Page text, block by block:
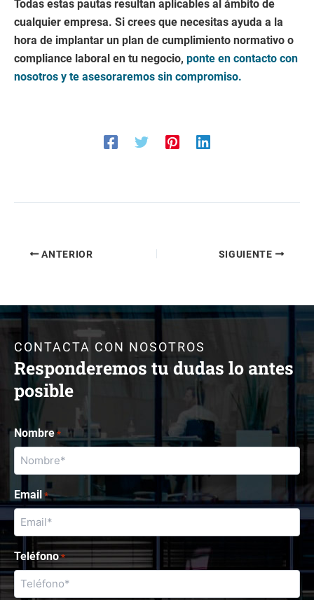
Todas estas pautas resultan aplicables al ámbito de
cualquier empresa. Si crees que necesitas ayuda a la
hora de implantar un plan de cumplimiento normativo o
compliance laboral en tu negocio, ponte en contacto con
nosotros y te asesoraremos sin compromiso.
ANTERIOR SIGUIENTE
CONTACTA CON NOSOTROS
Responderemos tu dudas lo antes
posible
Nombre *
Email *
Teléfono *